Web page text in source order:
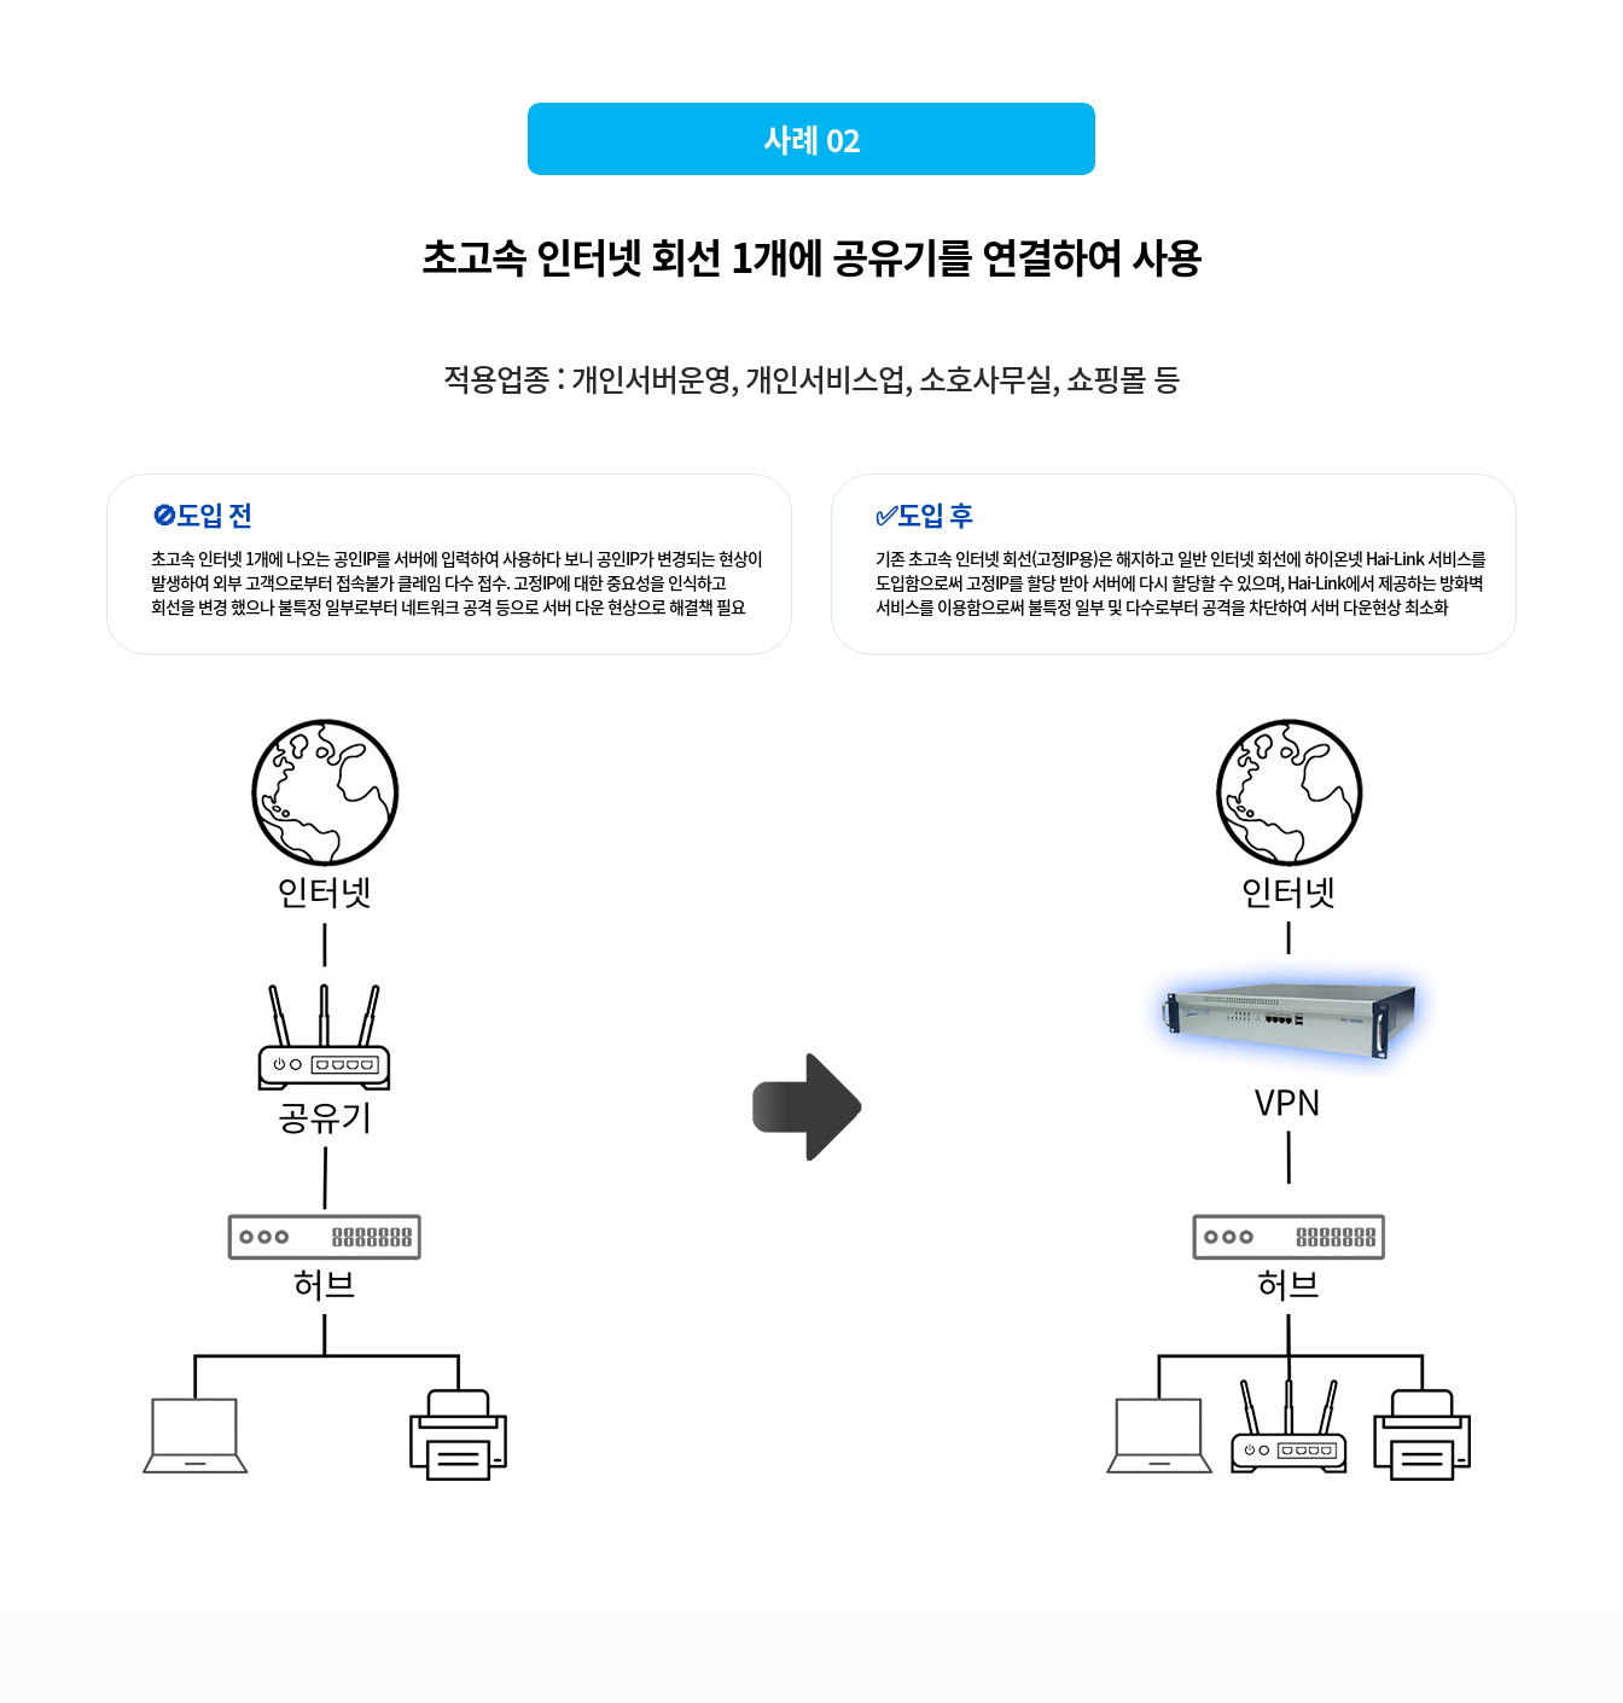
사례 02
초고속 인터넷 회선 1개에 공유기를 연결하여 사용
적용업종 : 개인서버운영, 개인서비스업, 소호사무실, 쇼핑몰 등
🚫도입 전
초고속 인터넷 1개에 나오는 공인IP를 서버에 입력하여 사용하다 보니 공인IP가 변경되는 현상이
발생하여 외부 고객으로부터 접속불가 클레임 다수 접수. 고정IP에 대한 중요성을 인식하고
회선을 변경 했으나 불특정 일부로부터 네트워크 공격 등으로 서버 다운 현상으로 해결책 필요
✅도입 후
기존 초고속 인터넷 회선(고정IP용)은 해지하고 일반 인터넷 회선에 하이온넷 Hai-Link 서비스를
도입함으로써 고정IP를 할당 받아 서버에 다시 할당할 수 있으며, Hai-Link에서 제공하는 방화벽
서비스를 이용함으로써 불특정 일부 및 다수로부터 공격을 차단하여 서버 다운현상 최소화